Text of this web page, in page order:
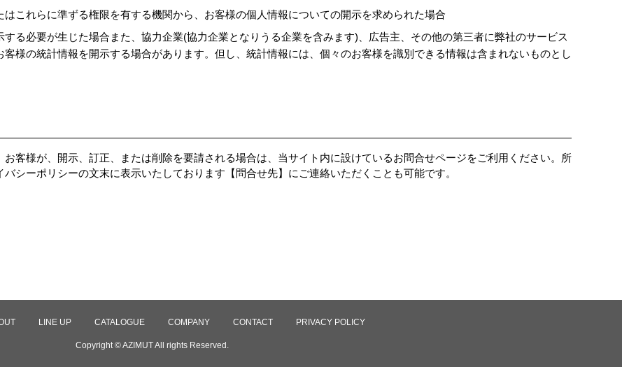
これらに準ずる権限を有する機関から、お客様の個人情報についての開示を求められた場合
る必要が生じた場合また、協力企業(協力企業となりうる企業を含みます)、広告主、その他の第三者に弊社のサービス
様の統計情報を開示する場合があります。但し、統計情報には、個々のお客様を識別できる情報は含まれないものとし
客様が、開示、訂正、または削除を要請される場合は、当サイト内に設けているお問合せページをご利用ください。所
シーポリシーの文末に表示いたしております【問合せ先】にご連絡いただくことも可能です。
LINE UP CATALOGUE COMPANY CONTACT PRIVACY POLICY
Copyright © AZIMUT All rights Reserved.